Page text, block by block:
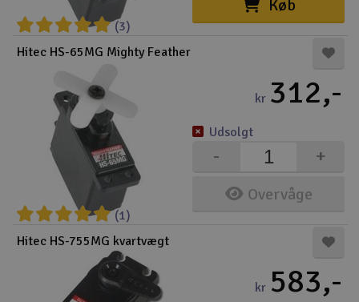
(3)
Køb
Hitec HS-65MG Mighty Feather
(1)
kr 312,-
Overvåge
+
-
Udsolgt
Hitec HS-755MG kvartvægt
kr 583,-